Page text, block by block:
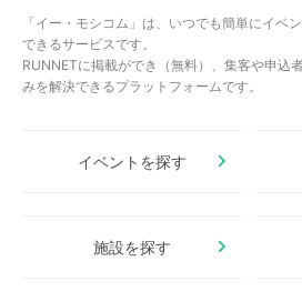
「イー・モシコム」は、いつでも簡単にイベ
できるサービスです。
RUNNETに掲載ができ（無料）、集客や申込
みを解決できるプラットフォームです。
イベントを探す
施設を探す